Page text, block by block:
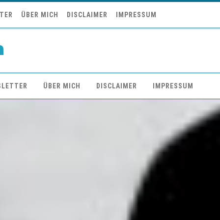
ÜBER MICH DISCLAIMER IMPRESSUM
ÜBER MICH DISCLAIMER IMPRESSUM